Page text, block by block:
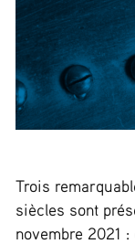
Trois
siècles sont
novembre 2021